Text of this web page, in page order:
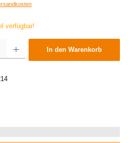
verfügbar!
Wert ein oder benutze die Schaltflächen um die
In den Warenkorb